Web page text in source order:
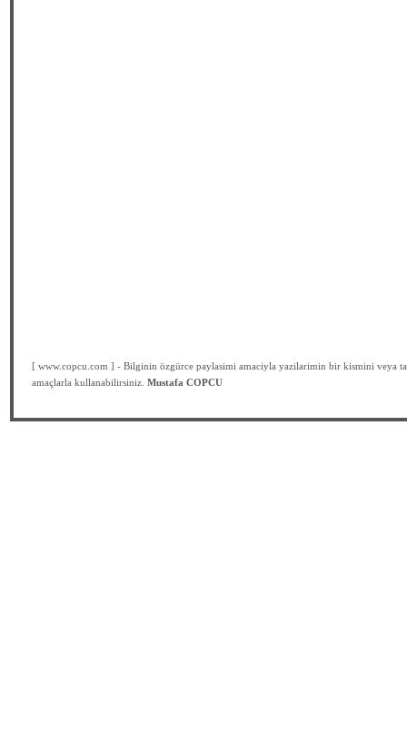
[ www.copcu.com ] - Bilginin özgürce paylasimi amaciyla yazilarimin bir kismini veya
amaçlarla kullanabilirsiniz. Mustafa COPCU